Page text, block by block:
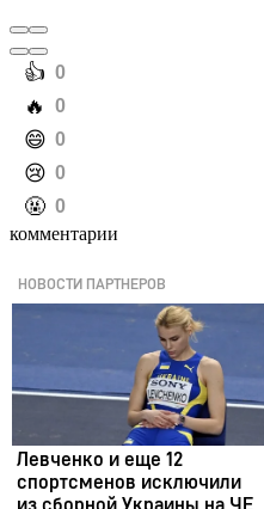
️👍 0
️🔥 0
️😄 0
️😢 0
️🤬 0
комментарии